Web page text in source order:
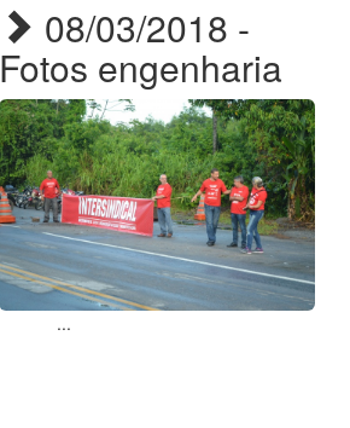
08/03/2018 -
Fotos engenharia
...